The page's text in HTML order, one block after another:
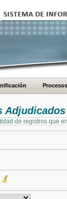
Procesos
Adjudicados
de registros que